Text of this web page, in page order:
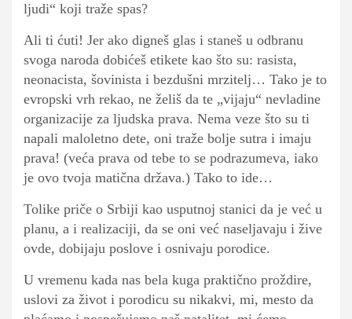
ljudi“ koji traže spas?
Ali ti ćuti! Jer ako digneš glas i staneš u odbranu
svoga naroda dobićeš etikete kao što su: rasista,
neonacista, šovinista i bezdušni mrzitelj… Tako je to
evropski vrh rekao, ne želiš da te „vijaju“ nevladine
organizacije za ljudska prava. Nema veze što su ti
napali maloletno dete, oni traže bolje sutra i imaju
prava! (veća prava od tebe to se podrazumeva, iako
je ovo tvoja matična država.) Tako to ide…
Tolike priče o Srbiji kao usputnoj stanici da je već u
planu, a i realizaciji, da se oni već naseljavaju i žive
ovde, dobijaju poslove i osnivaju porodice.
U vremenu kada nas bela kuga praktično proždire,
uslovi za život i porodicu su nikakvi, mi, mesto da